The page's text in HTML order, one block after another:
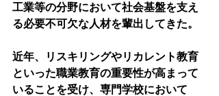
工業等の分野において社会基盤を支え
る必要不可欠な人材を輩出してきた。
近年、リスキリングやリカレント教育
といった職業教育の重要性が高まって
いることを受け、専門学校において